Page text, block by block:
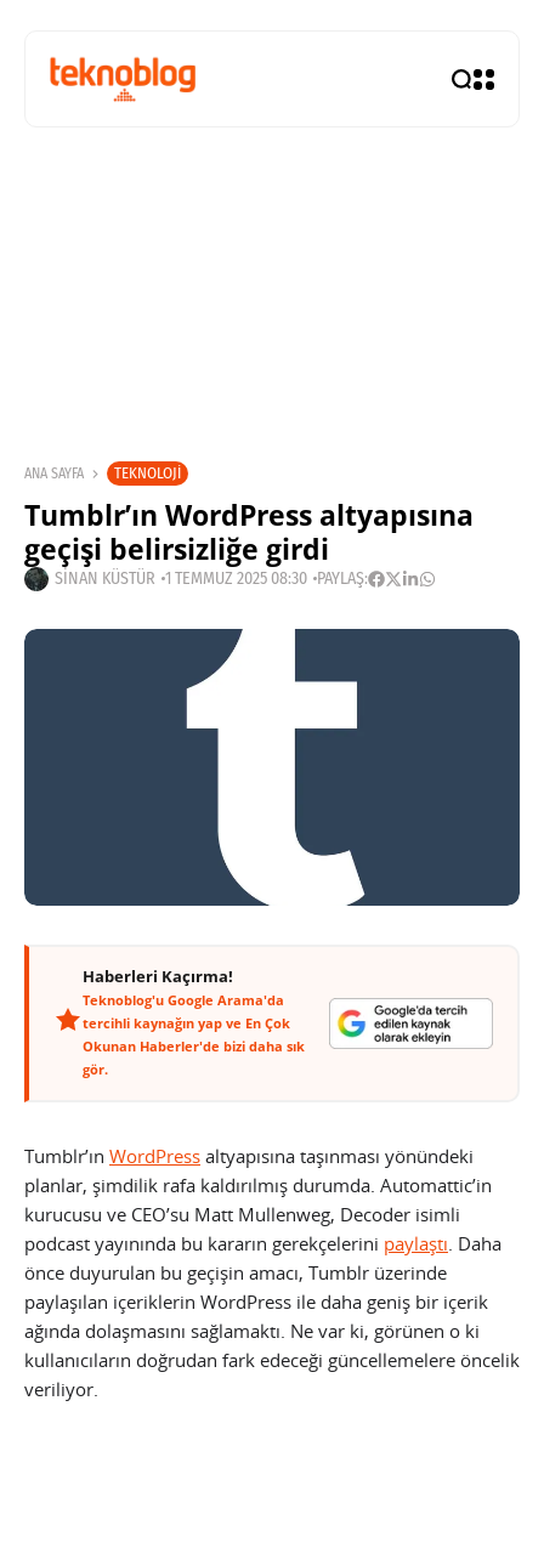
ANA SAYFA TEKNOLOJI
Tumblr’ın WordPress altyapısına
geçişi belirsizliğe girdi
SINAN KÜSTÜR 1 TEMMUZ 2025 08:30 PAYLAŞ:
Haberleri Kaçırma!
Teknoblog'u Google Arama'da
tercihli kaynağın yap ve En Çok
Okunan Haberler'de bizi daha sık
gör.
Tumblr’ın WordPress altyapısına taşınması yönündeki
planlar, şimdilik rafa kaldırılmış durumda. Automattic’in
kurucusu ve CEO’su Matt Mullenweg, Decoder isimli
podcast yayınında bu kararın gerekçelerini paylaştı. Daha
önce duyurulan bu geçişin amacı, Tumblr üzerinde
paylaşılan içeriklerin WordPress ile daha geniş bir içerik
ağında dolaşmasını sağlamaktı. Ne var ki, görünen o ki
kullanıcıların doğrudan fark edeceği güncellemelere öncelik
veriliyor.